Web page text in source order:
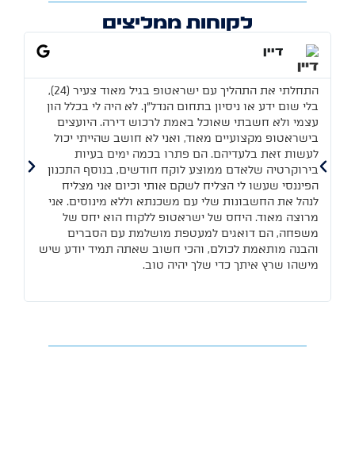
לקוחות ממליצים
דיין
התחלתי את התהליך עם ישראטופ בגיל מאוד צעיר (24),
בלי שום ידע או ניסיון בתחום הנדל"ן. לא היה לי בכלל הון
עצמי ולא חשבתי שאוכל באמת לרכוש דירה. היועצים
בישראטופ מקצועיים מאוד, ואני לא חושב שהייתי יכול
לעשות זאת בלעדיהם. הם פתרו בכמה ימים בעיות
בירוקרטיה שלאדם ממוצע לוקח חודשים, בנוסף התכנון
הפיננסי שעשו לי הצליח לשקם אותי וכיום אני מצליח
לנהל את החשבונות שלי עם משכנתא וללא מינוסים. אני
מרוצה מאוד. היחס של ישראטופ ללקוח הוא יחס של
משפחה, הם דואגים למעטפת מושלמת עם הסברים
והבנה מותאמת לכולם, והכי חשוב שאתה תמיד יודע שיש
מישהו שרץ איתך כדי שלך יהיה טוב.